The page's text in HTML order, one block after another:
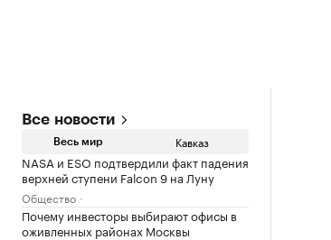
Все новости
Весь мир Кавказ
NASA и ESO подтвердили факт падения
верхней ступени Falcon 9 на Луну
Общество
Почему инвесторы выбирают офисы в
оживленных районах Москвы